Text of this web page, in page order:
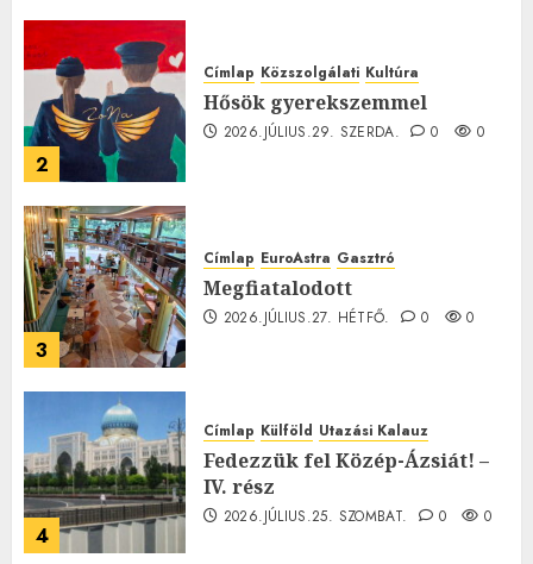
2
Címlap Közszolgálati Kultúra
Hősök gyerekszemmel
2026.JÚLIUS.29. SZERDA. 0 0
3
Címlap EuroAstra Gasztró
Megfiatalodott
2026.JÚLIUS.27. HÉTFŐ. 0 0
4
Címlap Külföld Utazási Kalauz
Fedezzük fel Közép-Ázsiát! –
IV. rész
2026.JÚLIUS.25. SZOMBAT. 0 0